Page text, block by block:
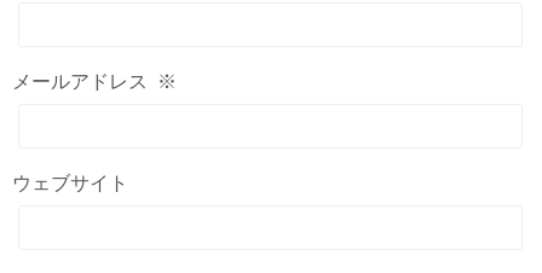
メールアドレス ※
ウェブサイト